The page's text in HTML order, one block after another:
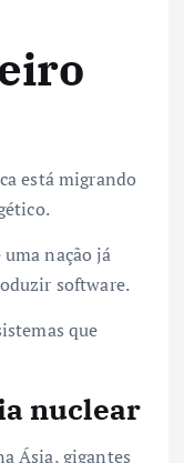
está migrando
nação já
software.
que
nuclear
Ásia, gigantes